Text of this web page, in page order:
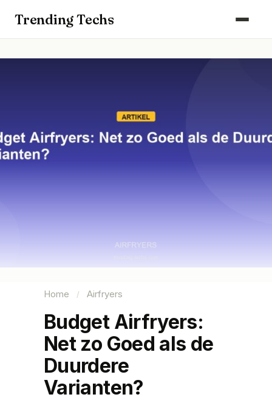
Trending Techs
Keuken & Huishouden
Smart Home & Beveiliging
Kantoor & Werkplek
Home / Airfryers
Budget Airfryers:
Net zo Goed als de
Duurdere
Varianten?